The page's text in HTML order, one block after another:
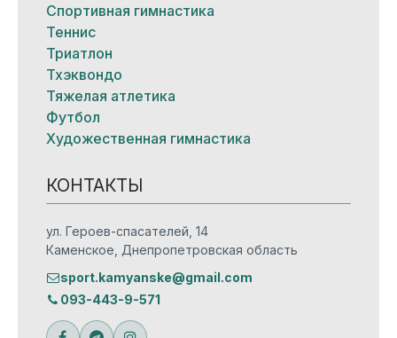
Спортивная гимнастика
Теннис
Триатлон
Тхэквондо
Тяжелая атлетика
Футбол
Художественная гимнастика
КОНТАКТЫ
ул. Героев-спасателей, 14
Каменское, Днепропетровская область
sport.kamyanske@gmail.com
093-443-9-571